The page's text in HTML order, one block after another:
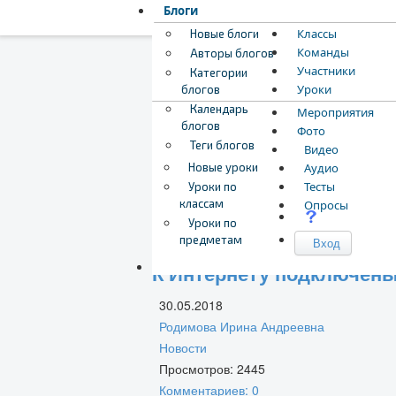
Блоги
Новые блоги
Авторы блогов
Категории
блогов
Календарь
блогов
Теги блогов
Классы
Команды
Участники
Уроки
Новые уроки
Уроки по
классам
Уроки по
предметам
Мероприятия
Фото
Видео
Аудио
Тесты
Опросы
Вход
подключение к Интернету
К Интернету
30.05.2018
Родимова Ирина Андреевна
Новости
Просмотров: 2445
Комментариев: 0